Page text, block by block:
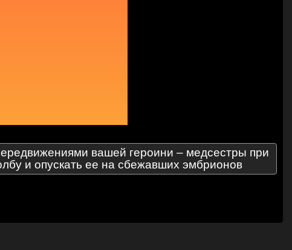
вашей героини – медсестры при
и опускать ее на сбежавших эмбрионов